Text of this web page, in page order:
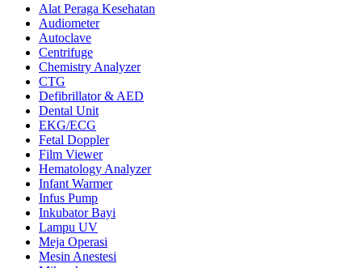
Alat Peraga Kesehatan
Audiometer
Autoclave
Centrifuge
Chemistry Analyzer
CTG
Defibrillator & AED
Dental Unit
EKG/ECG
Fetal Doppler
Film Viewer
Hematology Analyzer
Infant Warmer
Infus Pump
Inkubator Bayi
Lampu UV
Meja Operasi
Mesin Anestesi